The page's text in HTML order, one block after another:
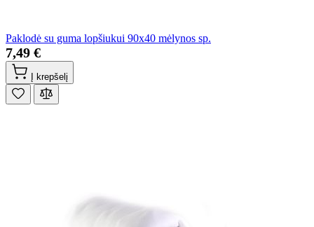
Paklodė su guma lopšiukui 90x40 mėlynos sp.
7,49 €
Į krepšelį